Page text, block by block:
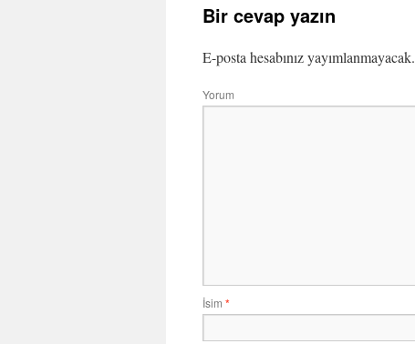
Bir cevap yazın
E-posta hesabınız yayımlanmayacak.
Yorum
İsim *